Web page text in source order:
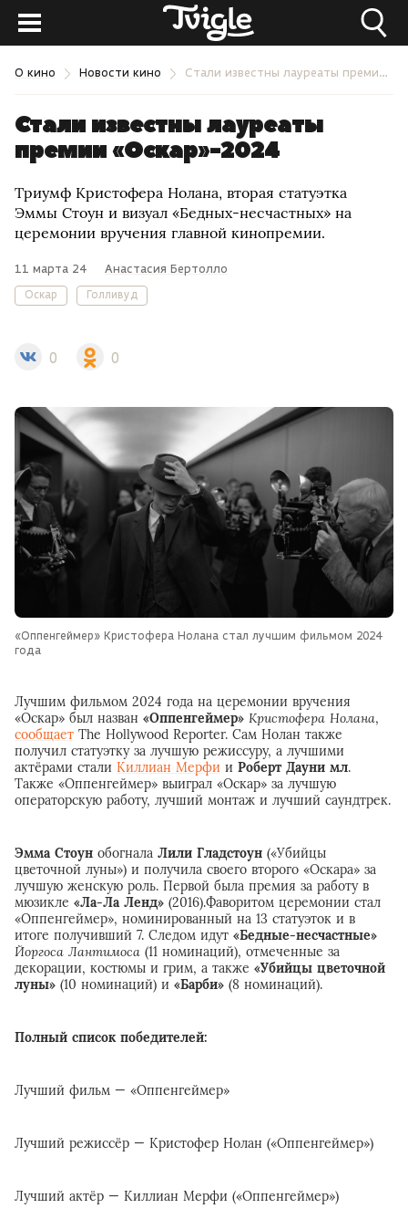
О кино Новости кино Стали известны лауреаты премии «Оскар»-2024
Стали известны лауреаты
премии «Оскар»-2024
Триумф Кристофера Нолана, вторая статуэтка
Эммы Стоун и визуал «Бедных-несчастных» на
церемонии вручения главной кинопремии.
11 марта 24 Анастасия Бертолло
Оскар Голливуд
0 0
«Оппенгеймер» Кристофера Нолана стал лучшим фильмом 2024
года
Лучшим фильмом 2024 года на церемонии вручения
«Оскар» был назван «Оппенгеймер» Кристофера Нолана,
сообщает The Hollywood Reporter. Сам Нолан также
получил статуэтку за лучшую режиссуру, а лучшими
актёрами стали Киллиан Мерфи и Роберт Дауни мл.
Также «Оппенгеймер» выиграл «Оскар» за лучшую
операторскую работу, лучший монтаж и лучший саундтрек.
Эмма Стоун обогнала Лили Гладстоун («Убийцы
цветочной луны») и получила своего второго «Оскара» за
лучшую женскую роль. Первой была премия за работу в
мюзикле «Ла-Ла Ленд» (2016).Фаворитом церемонии стал
«Оппенгеймер», номинированный на 13 статуэток и в
итоге получивший 7. Следом идут «Бедные-несчастные»
Йоргоса Лантимоса (11 номинаций), отмеченные за
декорации, костюмы и грим, а также «Убийцы цветочной
луны» (10 номинаций) и «Барби» (8 номинаций).
Полный список победителей:
Лучший фильм — «Оппенгеймер»
Лучший режиссёр — Кристофер Нолан («Оппенгеймер»)
Лучший актёр — Киллиан Мерфи («Оппенгеймер»)